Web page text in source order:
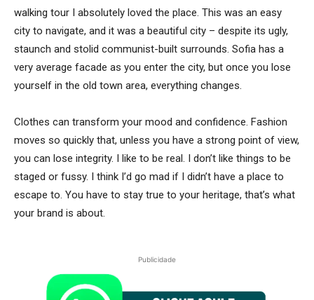
walking tour I absolutely loved the place. This was an easy
city to navigate, and it was a beautiful city – despite its ugly,
staunch and stolid communist-built surrounds. Sofia has a
very average facade as you enter the city, but once you lose
yourself in the old town area, everything changes.
Clothes can transform your mood and confidence. Fashion
moves so quickly that, unless you have a strong point of view,
you can lose integrity. I like to be real. I don’t like things to be
staged or fussy. I think I’d go mad if I didn’t have a place to
escape to. You have to stay true to your heritage, that’s what
your brand is about.
Publicidade